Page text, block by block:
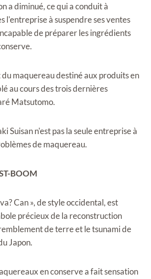
a diminué, ce qui a conduit à
l'entreprise à suspendre ses ventes
de préparer les ingrédients
du maquereau destiné aux produits en
au cours des trois dernières
Matsutomo.
Suisan n'est pas la seule entreprise à
de maquereau.
BOOM
Can », de style occidental, est
précieux de la reconstruction
de terre et le tsunami de
Japon.
en conserve a fait sensation